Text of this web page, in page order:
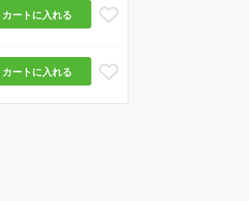
カートに入れる
カートに入れる